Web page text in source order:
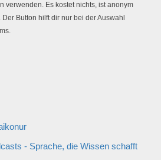
verwenden. Es kostet nichts, ist anonym
Button hilft dir nur bei der Auswahl